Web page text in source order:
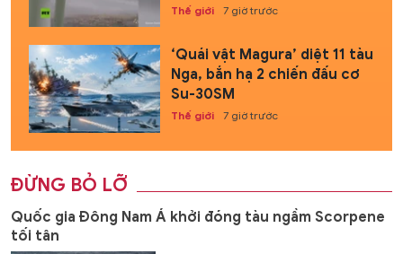
Thế giới 7 giờ trước
‘Quái vật Magura’ diệt 11 tàu
Nga, bắn hạ 2 chiến đấu cơ
Su-30SM
Thế giới 7 giờ trước
ĐỪNG BỎ LỠ
Quốc gia Đông Nam Á khởi đóng tàu ngầm Scorpene
tối tân